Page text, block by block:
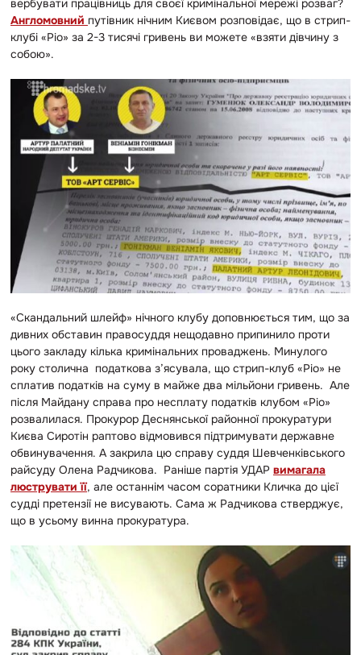
вербувати працівниць для своєї кримінальної мережі розваг?
Англомовний путівник нічним Києвом розповідає, що в стрип-
клубі «Ріо» за 2-3 тисячі гривень ви можете «взяти дівчину з
собою».
«Скандальний шлейф» нічного клубу доповнюється тим, що за
дивних обставин правосуддя нещодавно припинило проти
цього закладу кілька кримінальних проваджень. Минулого
року столична податкова з’ясувала, що стрип-клуб «Ріо» не
сплатив податків на суму в майже два мільйони гривень. Але
після Майдану справа про несплату податків клубом «Ріо»
розвалилася. Прокурор Деснянської районної прокуратури
Києва Сиротін раптово відмовився підтримувати державне
обвинувачення. А закрила цю справу суддя Шевченківського
райсуду Олена Радчикова. Раніше партія УДАР вимагала
люструвати її, але останнім часом соратники Кличка до цієї
судді претензії не висувають. Сама ж Радчикова стверджує,
що в усьому винна прокуратура.